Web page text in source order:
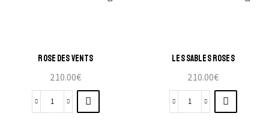
ROSE DES VENTS
210.00€
LES SABLES ROSES
210.00€